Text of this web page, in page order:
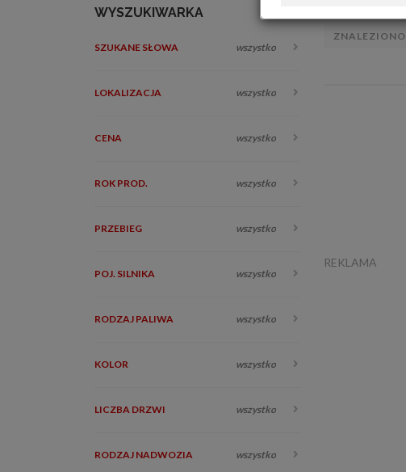
WYSZUKIWARKA
SZUKANE SŁOWA wszystko
LOKALIZACJA wszystko
CENA wszystko
ROK PROD. wszystko
PRZEBIEG wszystko
POJ. SILNIKA wszystko
RODZAJ PALIWA wszystko
KOLOR wszystko
LICZBA DRZWI wszystko
RODZAJ NADWOZIA wszystko
ZNALEZIONO
REKLAMA